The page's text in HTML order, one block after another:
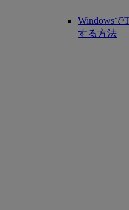
Windowsで
する方法